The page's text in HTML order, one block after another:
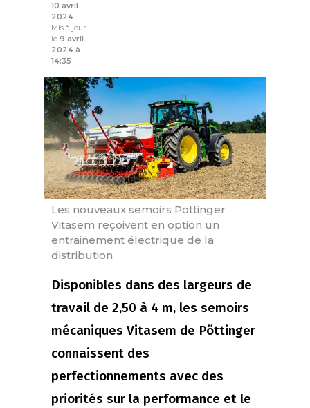
10 avril
2024
Mis à jour
le 9 avril
2024 à
14:35
Les nouveaux semoirs Pöttinger
Vitasem reçoivent en option un
entrainement électrique de la
distribution
Disponibles dans des largeurs de
travail de 2,50 à 4 m, les semoirs
mécaniques Vitasem de Pöttinger
connaissent des
perfectionnements avec des
priorités sur la performance et le